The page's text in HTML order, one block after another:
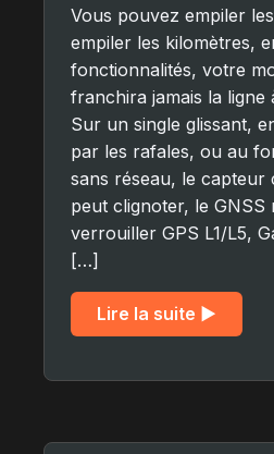
Vous pouvez empiler
empiler les kilomètres,
fonctionnalités, votre
franchira jamais la ligne
Sur un single glissant,
par les rafales, ou au
sans réseau, le capteur
peut clignoter, le GNSS
verrouiller GPS L1/L5,
[…]
Lire la suite ▶︎